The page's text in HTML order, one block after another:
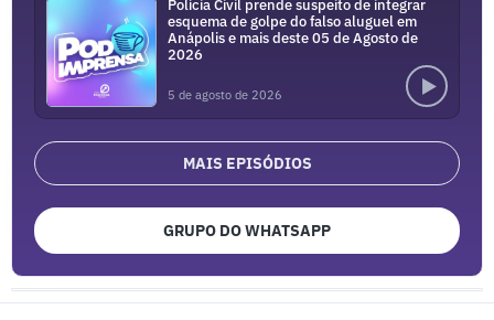
Polícia Civil prende suspeito de integrar
esquema de golpe do falso aluguel em
Anápolis e mais deste 05 de Agosto de
2026
5 de agosto de 2026
MAIS EPISÓDIOS
GRUPO DO WHATSAPP